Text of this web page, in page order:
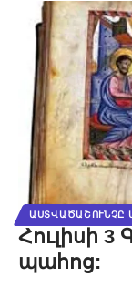
ԱՍՏՎԱԾԱՇՈՒՆՉԸ
Հուլիսի
պահոց: